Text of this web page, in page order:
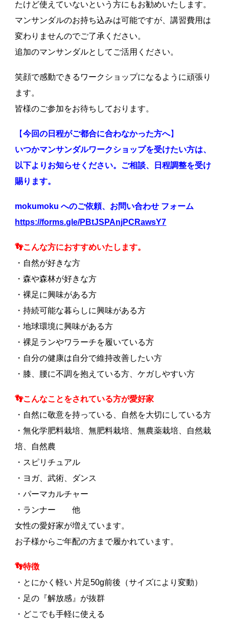
たけど使えていないという方にもお勧めいたします。
マンサンダルのお持ち込みは可能ですが、講習費用は
変わりませんのでご了承ください。
追加のマンサンダルとしてご活用ください。
笑顔で感動できるワークショップになるように頑張り
ます。
皆様のご参加をお待ちしております。
【今回の日程がご都合に合わなかった方へ】
いつかマンサンダルワークショップを受けたい方は、
以下よりお知らせください。ご相談、日程調整を受け
賜ります。
mokumoku へのご依頼、お問い合わせ フォーム
https://forms.gle/PBtJSPAnjPCRawsY7
👣こんな方におすすめいたします。
・自然が好きな方
・森や森林が好きな方
・裸足に興味がある方
・持続可能な暮らしに興味がある方
・地球環境に興味がある方
・裸足ランやワラーチを履いている方
・自分の健康は自分で維持改善したい方
・膝、腰に不調を抱えている方、ケガしやすい方
👣こんなことをされている方が愛好家
・自然に敬意を持っている、自然を大切にしている方
・無化学肥料栽培、無肥料栽培、無農薬栽培、自然栽
培、自然農
・スピリチュアル
・ヨガ、武術、ダンス
・パーマカルチャー
・ランナー 他
女性の愛好家が増えています。
お子様からご年配の方まで履かれています。
👣特徴
・とにかく軽い 片足50g前後（サイズにより変動）
・足の『解放感』が抜群
・どこでも手軽に使える